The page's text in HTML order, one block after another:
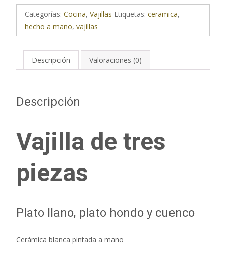
Categorías: Cocina, Vajillas Etiquetas: ceramica,
hecho a mano, vajillas
Descripción Valoraciones (0)
Descripción
Vajilla de tres
piezas
Plato llano, plato hondo y cuenco
Cerámica blanca pintada a mano